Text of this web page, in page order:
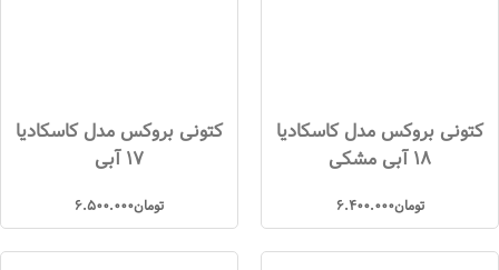
کتونی بروکس مدل کاسکادیا
18 آبی مشکی
تومان6.400.000
کتونی بروکس مدل کاسکادیا
17 آبی
تومان6.500.000